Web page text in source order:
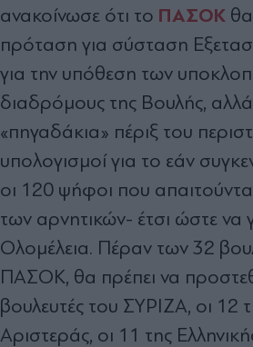
ανακοίνωσε ότι το ΠΑΣΟΚ
πρόταση για σύσταση
για την υπόθεση των
διαδρόµους της Βουλής,
«πηγαδάκια» πέριξ του
υπολογισµοί για το εάν
οι 120 ψήφοι που
των αρνητικών- έτσι ώστε να
Ολοµέλεια. Πέραν των 32
ΠΑΣΟΚ, θα πρέπει να
βουλευτές του ΣΥΡΙΖΑ, οι 12
Αριστεράς, οι 11 της